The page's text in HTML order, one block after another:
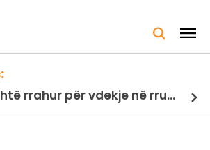
Tragjike... Eshtë rrahur për vdekje në rrugë nga një bandë kriminale, lojtari i Ugandës!